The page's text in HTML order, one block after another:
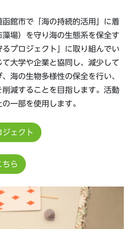
館市で「海の持続的活用」に着
藻場）を守り海の生態系を保全す
プロジェクト」に取り組んでい
て大学や企業と協同し、減少して
海の生物多様性の保全を行い、
減することを目指します。活動
一部を使用します。
ェクト
ちら